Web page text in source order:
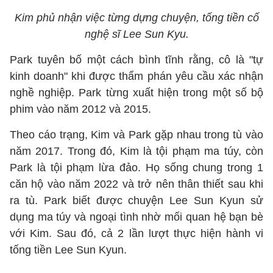
Kim phủ nhận việc từng dựng chuyện, tống tiền cố
nghệ sĩ Lee Sun Kyu.
Park tuyên bố một cách bình tĩnh rằng, cô là "tự
kinh doanh" khi được thẩm phán yêu cầu xác nhận
nghề nghiệp. Park từng xuất hiện trong một số bộ
phim vào năm 2012 và 2015.
Theo cáo trạng, Kim và Park gặp nhau trong tù vào
năm 2017. Trong đó, Kim là tội phạm ma túy, còn
Park là tội phạm lừa đảo. Họ sống chung trong 1
căn hộ vào năm 2022 và trở nên thân thiết sau khi
ra tù. Park biết được chuyện Lee Sun Kyun sử
dụng ma túy và ngoại tình nhờ mối quan hệ bạn bè
với Kim. Sau đó, cả 2 lần lượt thực hiện hành vi
tống tiền Lee Sun Kyun.